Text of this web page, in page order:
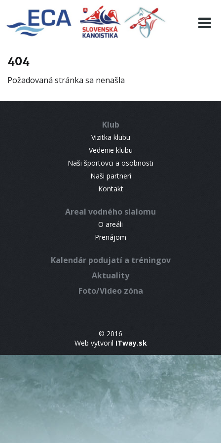
404
Požadovaná stránka sa nenašla
Klub
Vizitka klubu
Vedenie klubu
Naši športovci a osobnosti
Naši partneri
Kontakt
Areal vodného slalomu
O areáli
Prenájom
Kalendár podujatí a tréningov
Aktuality
Foto/Video zóna
© 2016
Web vytvoril ITway.sk
EURO 19
INFO
RESULTS
CONTACT